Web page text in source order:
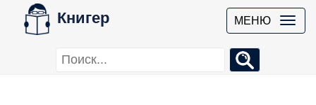
Книгер МЕНЮ